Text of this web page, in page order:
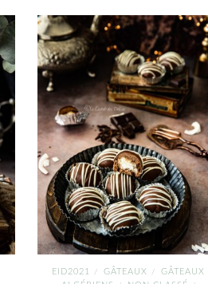
EID2021 / GÂTEAUX /
GÂTEAUX